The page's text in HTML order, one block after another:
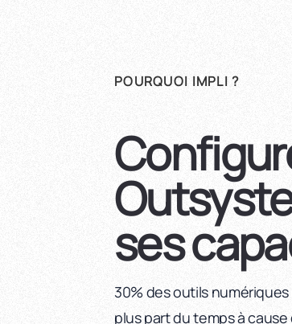
POURQUOI IMPLI ?
ses
30% des outils
plus part du temps à